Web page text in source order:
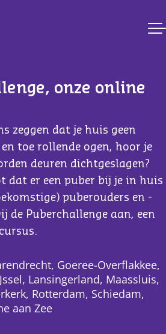
onze online
zeggen dat je huis geen
toe rollende ogen, hoor je
deuren dichtgeslagen?
dat er een puber bij je in huis
puberouders en -
de Puberchallenge aan, een
Goeree-Overflakkee,
Lansingerland, Maassluis,
Rotterdam, Schiedam,
aan Zee